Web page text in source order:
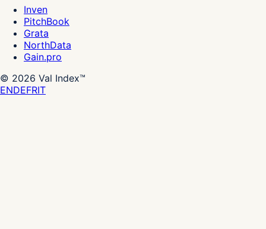
Inven
PitchBook
Grata
NorthData
Gain.pro
© 2026 Val Index™
ENDEFRIT